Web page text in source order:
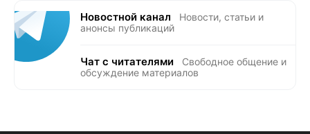
Новостной канал
Новости, статьи и
анонсы публикаций
Чат с читателями
Свободное общение и
обсуждение материалов